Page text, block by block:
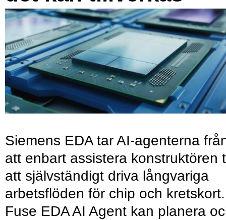
Siemens EDA tar AI-agenterna
att enbart assistera konstruktören
att självständigt driva långvariga
arbetsflöden för chip och kretskort.
Fuse EDA AI Agent kan planera